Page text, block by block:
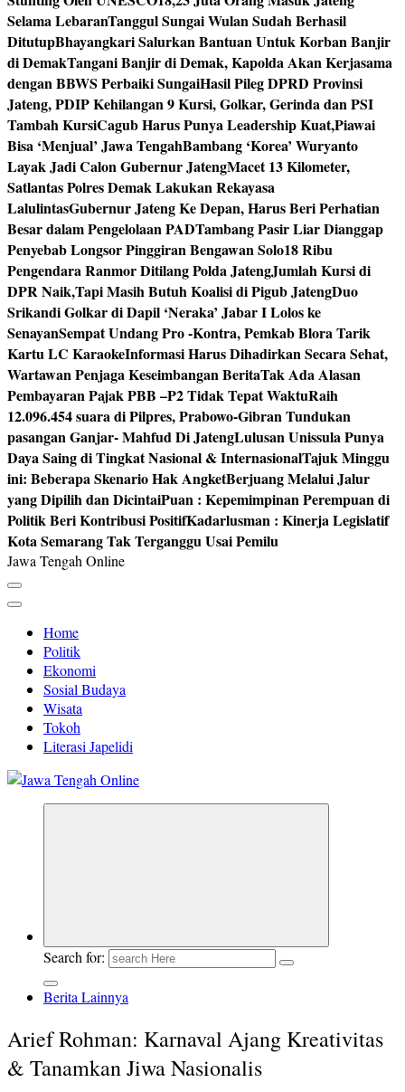
Selama LebaranTanggul Sungai Wulan Sudah Berhasil
DitutupBhayangkari Salurkan Bantuan Untuk Korban Banjir
di DemakTangani Banjir di Demak, Kapolda Akan Kerjasama
dengan BBWS Perbaiki SungaiHasil Pileg DPRD Provinsi
Jateng, PDIP Kehilangan 9 Kursi, Golkar, Gerinda dan PSI
Tambah KursiCagub Harus Punya Leadership Kuat,Piawai
Bisa ‘Menjual’ Jawa TengahBambang ‘Korea’ Wuryanto
Layak Jadi Calon Gubernur JatengMacet 13 Kilometer,
Satlantas Polres Demak Lakukan Rekayasa
LalulintasGubernur Jateng Ke Depan, Harus Beri Perhatian
Besar dalam Pengelolaan PADTambang Pasir Liar Dianggap
Penyebab Longsor Pinggiran Bengawan Solo18 Ribu
Pengendara Ranmor Ditilang Polda JatengJumlah Kursi di
DPR Naik,Tapi Masih Butuh Koalisi di Pigub JatengDuo
Srikandi Golkar di Dapil ‘Neraka’ Jabar I Lolos ke
SenayanSempat Undang Pro -Kontra, Pemkab Blora Tarik
Kartu LC KaraokeInformasi Harus Dihadirkan Secara Sehat,
Wartawan Penjaga Keseimbangan BeritaTak Ada Alasan
Pembayaran Pajak PBB –P2 Tidak Tepat WaktuRaih
12.096.454 suara di Pilpres, Prabowo-Gibran Tundukan
pasangan Ganjar- Mahfud Di JatengLulusan Unissula Punya
Daya Saing di Tingkat Nasional & InternasionalTajuk Minggu
ini: Beberapa Skenario Hak AngketBerjuang Melalui Jalur
yang Dipilih dan DicintaiPuan : Kepemimpinan Perempuan di
Politik Beri Kontribusi PositifKadarlusman : Kinerja Legislatif
Kota Semarang Tak Terganggu Usai Pemilu
Jawa Tengah Online
Home
Politik
Ekonomi
Sosial Budaya
Wisata
Tokoh
Literasi Japelidi
Search for:
Berita Lainnya
Arief Rohman: Karnaval Ajang Kreativitas
& Tanamkan Jiwa Nasionalis